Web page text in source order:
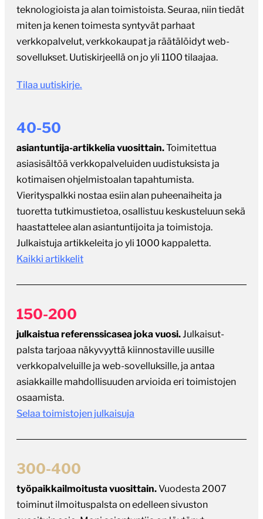
teknologioista ja alan toimistoista. Seuraa, niin tiedät
miten ja kenen toimesta syntyvät parhaat
verkkopalvelut, verkkokaupat ja räätälöidyt web-
sovellukset. Uutiskirjeellä on jo yli 1100 tilaajaa.
Tilaa uutiskirje.
40-50
asiantuntija-artikkelia vuosittain.Toimitettua
asiasisältöä verkkopalveluiden uudistuksista ja
kotimaisen ohjelmistoalan tapahtumista.
Vierityspalkki nostaa esiin alan puheenaiheita ja
tuoretta tutkimustietoa, osallistuu keskusteluun sekä
haastattelee alan asiantuntijoita ja toimistoja.
Julkaistuja artikkeleita jo yli 1000 kappaletta.
Kaikki artikkelit
150-200
julkaistua referenssicasea joka vuosi. Julkaisut-
palsta tarjoaa näkyvyyttä kiinnostaville uusille
verkkopalveluille ja web-sovelluksille, ja antaa
asiakkaille mahdollisuuden arvioida eri toimistojen
osaamista.
Selaa toimistojen julkaisuja
300-400
työpaikkailmoitusta vuosittain.Vuodesta 2007
toiminut ilmoituspalsta on edelleen sivuston